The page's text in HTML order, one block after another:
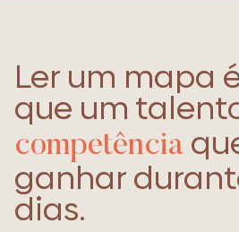
Ler um mapa
que um
competência
ganhar
dias.